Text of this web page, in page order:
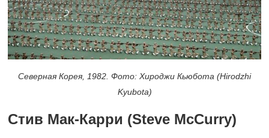
Северная Корея, 1982. Фото: Хироджи Кьюбота (Hirodzhi
Kyubotа)
Стив Мак-Карри (Steve McCurry)